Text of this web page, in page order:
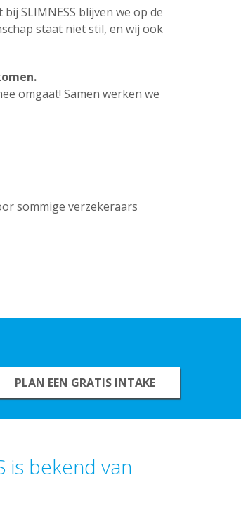
SLIMNESS blijven we op de
staat niet stil, en wij ook
omgaat! Samen werken we
sommige verzekeraars
PLAN EEN GRATIS INTAKE
is bekend van